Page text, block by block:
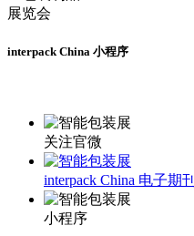
interpack China 小程序
关注官微
interpack China 电子期刊
小程序